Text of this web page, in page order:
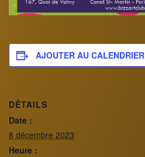
AJOUTER AU CALENDRIER
DÉTAILS
Date :
8 décembre 2023
Heure :